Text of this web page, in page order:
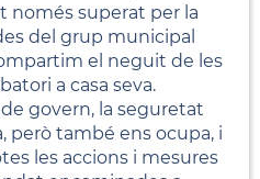
només superat per la
del grup municipal
el neguit de les
a casa seva.
govern, la seguretat
però també ens ocupa, i
les accions i mesures